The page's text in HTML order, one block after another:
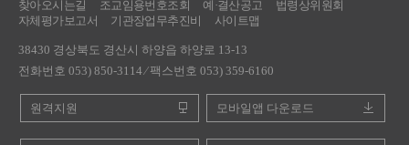
찾아오시는길
조교임용번호조회 예·결산공고
법령상위원회
자체평가보고서
기관장업무추진비 사이트맵
38430 경상북도 경산시 하양읍 하양로 13-13
전화번호 053) 850-3114 ⁄ 팩스번호 053) 359-6160
원격지원 모바일앱 다운로드